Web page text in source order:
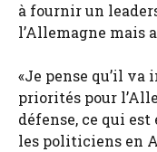
à fournir un
l’Allemagne mais
«Je pense qu’il
priorités pour
défense, ce qui est
les politiciens en